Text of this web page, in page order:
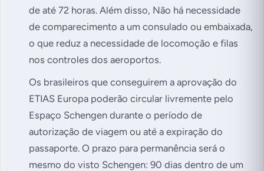
de até 72 horas. Além disso, Não há necessidade
de comparecimento a um consulado ou embaixada,
o que reduz a necessidade de locomoção e filas
nos controles dos aeroportos.
Os brasileiros que conseguirem a aprovação do
ETIAS Europa poderão circular livremente pelo
Espaço Schengen durante o período de
autorização de viagem ou até a expiração do
passaporte. O prazo para permanência será o
mesmo do visto Schengen: 90 dias dentro de um